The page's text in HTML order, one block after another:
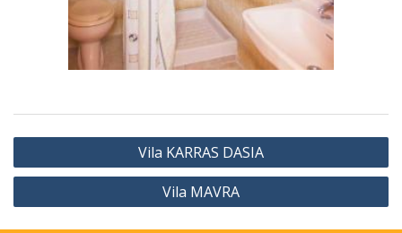
Vila KARRAS DASIA
Vila MAVRA